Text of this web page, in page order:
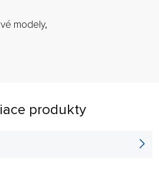
modely,
produkty